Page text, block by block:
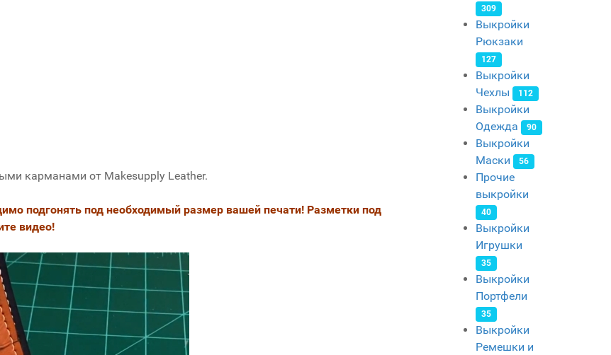
карманами от Makesupply Leather.
подгонять под необходимый размер вашей печати! Разметки под
видео!
309
Выкройки
Рюкзаки
127
Выкройки
Чехлы
112
Выкройки
Одежда
90
Выкройки
Маски
56
Прочие
выкройки
40
Выкройки
Игрушки
35
Выкройки
Портфели
35
Выкройки
Ремешки и